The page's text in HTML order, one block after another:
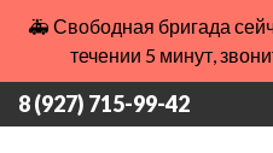
🚑 Свободная бригада
течении 5 минут,
8 (927) 715-99-42